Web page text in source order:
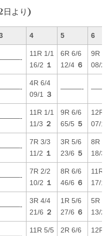
より)
4 5 6
11R 1/1
16/2 １
6R 6/6
12/4 ６
9R 4/3
08/2
4R 6/4
09/1
３
———-
11R 1/1
11/3 ２
9R 6/6
65/5 ５
12R
07/1
7R 3/3
11/2 １
3R 5/6
23/6 ５
8R 4/4
18/3
7R 2/2
10/2 １
8R 6/6
46/6 ６
11R
17/1
3R 4/4
21/6 ２
1R 5/6
27/6 ６
5R 1/1
13/2
11R 5/5
2R 6/6
12R